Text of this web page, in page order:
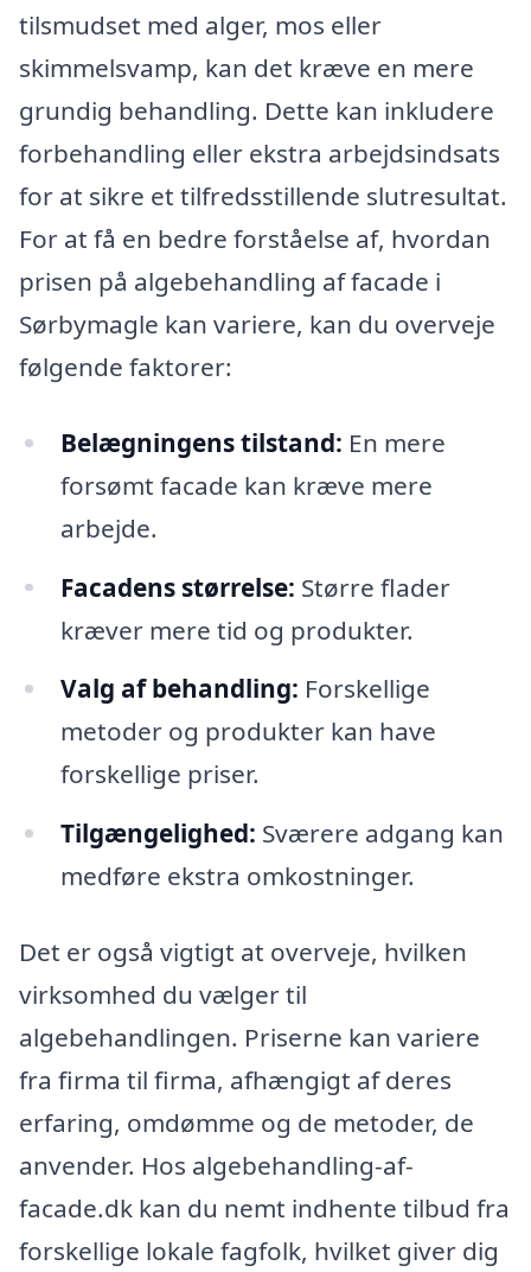
tilsmudset med alger, mos eller
skimmelsvamp, kan det kræve en mere
grundig behandling. Dette kan inkludere
forbehandling eller ekstra arbejdsindsats
for at sikre et tilfredsstillende slutresultat.
For at få en bedre forståelse af, hvordan
prisen på algebehandling af facade i
Sørbymagle kan variere, kan du overveje
følgende faktorer:
Belægningens tilstand: En mere
forsømt facade kan kræve mere
arbejde.
Facadens størrelse: Større flader
kræver mere tid og produkter.
Valg af behandling: Forskellige
metoder og produkter kan have
forskellige priser.
Tilgængelighed: Sværere adgang kan
medføre ekstra omkostninger.
Det er også vigtigt at overveje, hvilken
virksomhed du vælger til
algebehandlingen. Priserne kan variere
fra firma til firma, afhængigt af deres
erfaring, omdømme og de metoder, de
anvender. Hos algebehandling-af-
facade.dk kan du nemt indhente tilbud fra
forskellige lokale fagfolk, hvilket giver dig